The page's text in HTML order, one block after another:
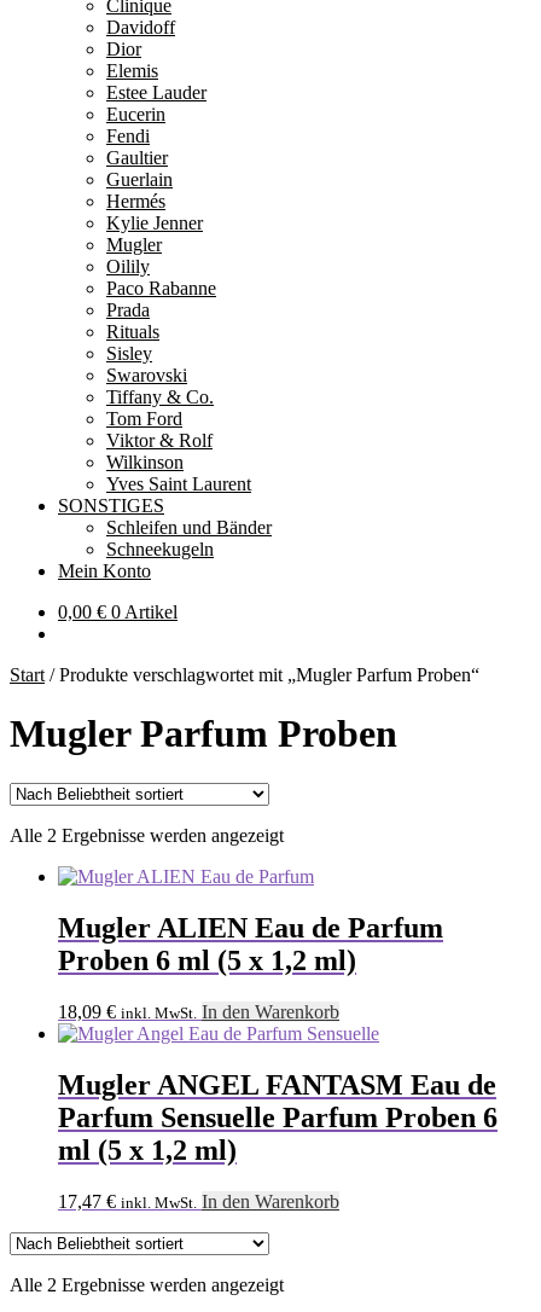
Clinique
Davidoff
Dior
Elemis
Estee Lauder
Eucerin
Fendi
Gaultier
Guerlain
Hermés
Kylie Jenner
Mugler
Oilily
Paco Rabanne
Prada
Rituals
Sisley
Swarovski
Tiffany & Co.
Tom Ford
Viktor & Rolf
Wilkinson
Yves Saint Laurent
SONSTIGES
Schleifen und Bänder
Schneekugeln
Mein Konto
0,00 € 0 Artikel
Start /Produkte verschlagwortet mit „Mugler Parfum Proben“
Mugler Parfum Proben
Alle 2 Ergebnisse werden angezeigtNach
sortiert
Mugler ALIEN Eau de Parfum
Proben 6 ml (5 x 1,2 ml)
18,09 € inkl. MwSt. In den Warenkorb
Mugler ANGEL FANTASM Eau de
Parfum Sensuelle Parfum Proben 6
ml (5 x 1,2 ml)
17,47 € inkl. MwSt. In den Warenkorb
Alle 2 Ergebnisse werden angezeigtNach